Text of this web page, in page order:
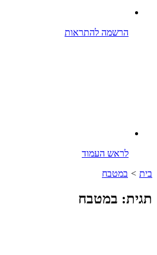
הרשמה להתראות
לראש העמוד
בית > במטבח
תגית: במטבח